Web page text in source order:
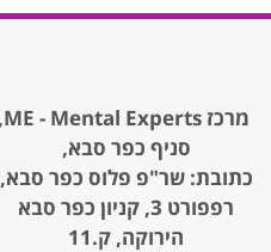
מרכז ME - Mental Experts,
סניף כפר סבא,
כתובת: שר"פ פלוס כפר סבא,
רפפורט 3, קניון כפר סבא
הירוקה, ק.11